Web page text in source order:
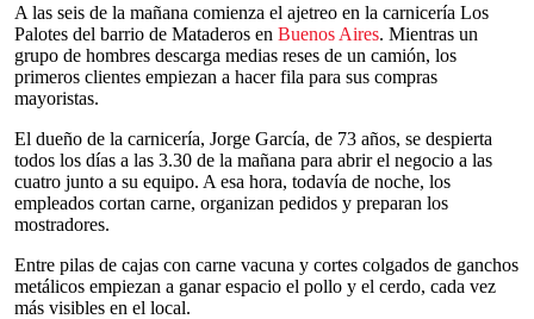
A las seis de la mañana comienza el ajetreo en la carnicería Los
Palotes del barrio de Mataderos en Buenos Aires. Mientras un
grupo de hombres descarga medias reses de un camión, los
primeros clientes empiezan a hacer fila para sus compras
mayoristas.
El dueño de la carnicería, Jorge García, de 73 años, se despierta
todos los días a las 3.30 de la mañana para abrir el negocio a las
cuatro junto a su equipo. A esa hora, todavía de noche, los
empleados cortan carne, organizan pedidos y preparan los
mostradores.
Entre pilas de cajas con carne vacuna y cortes colgados de ganchos
metálicos empiezan a ganar espacio el pollo y el cerdo, cada vez
más visibles en el local.